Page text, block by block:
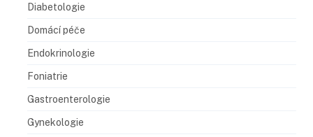
Diabetologie
Domácí péče
Endokrinologie
Foniatrie
Gastroenterologie
Gynekologie